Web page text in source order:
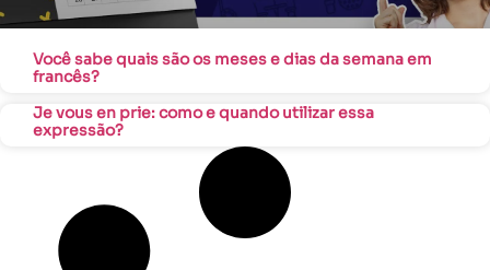
Você sabe quais são os meses e dias da semana em
francês?
Je vous en prie: como e quando utilizar essa
expressão?